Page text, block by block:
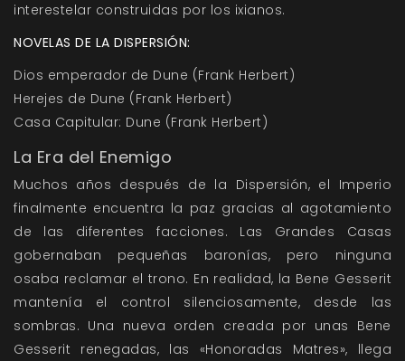
interestelar construidas por los ixianos.
NOVELAS DE LA DISPERSIÓN:
Dios emperador de Dune (Frank Herbert)
Herejes de Dune (Frank Herbert)
Casa Capitular: Dune (Frank Herbert)
La Era del Enemigo
Muchos años después de la Dispersión, el Imperio
finalmente encuentra la paz gracias al agotamiento
de las diferentes facciones. Las Grandes Casas
gobernaban pequeñas baronías, pero ninguna
osaba reclamar el trono. En realidad, la Bene Gesserit
mantenía el control silenciosamente, desde las
sombras. Una nueva orden creada por unas Bene
Gesserit renegadas, las «Honoradas Matres», llega